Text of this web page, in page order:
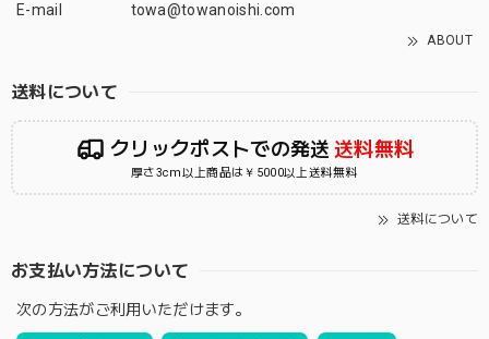
E-mail
towa@towanoishi.com
ABOUT
送料について
クリックポストでの発送 送料無料
厚さ3cm以上商品は￥5000以上送料無料
送料について
お支払い方法について
次の方法がご利用いただけます。